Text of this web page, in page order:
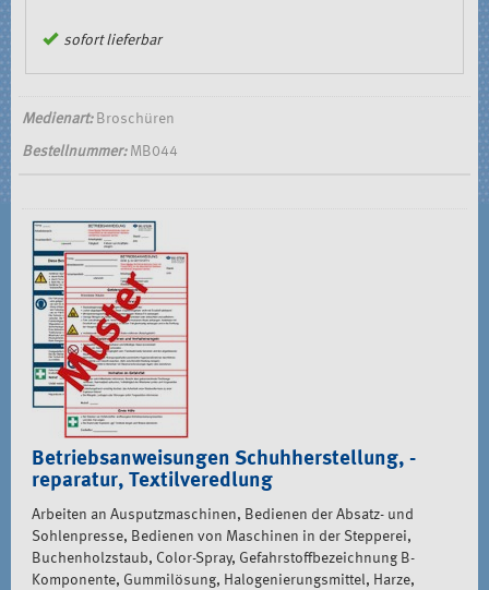
sofort lieferbar
Medienart:Broschüren
Bestellnummer:MB044
Betriebsanweisungen Schuhherstellung, -
reparatur, Textilveredlung
Arbeiten an Ausputzmaschinen, Bedienen der Absatz- und
Sohlenpresse, Bedienen von Maschinen in der Stepperei,
Buchenholzstaub, Color-Spray, Gefahrstoffbezeichnung B-
Komponente, Gummilösung, Halogenierungsmittel, Harze,